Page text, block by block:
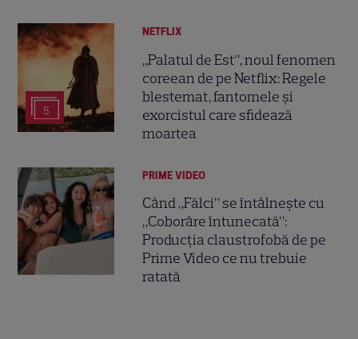
5
NETFLIX
„Palatul de Est”, noul fenomen
coreean de pe Netflix: Regele
blestemat, fantomele și
exorcistul care sfidează
moartea
PRIME VIDEO
Când „Fălci” se întâlnește cu
„Coborâre întunecată”:
Producția claustrofobă de pe
Prime Video ce nu trebuie
ratată